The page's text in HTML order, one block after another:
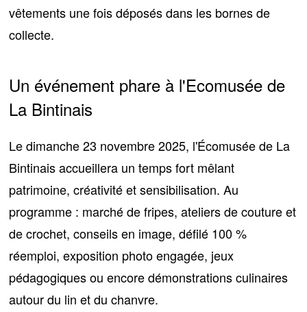
vêtements une fois déposés dans les bornes de
collecte.
Un événement phare à l'Ecomusée de
La Bintinais
Ledimanche 23 novembre 2025, l'Écomusée de La
Bintinais accueillera un temps fort mêlant
patrimoine, créativité et sensibilisation. Au
programme : marché de fripes, ateliers de couture et
de crochet, conseils en image, défilé 100 %
réemploi, exposition photo engagée, jeux
pédagogiques ou encore démonstrations culinaires
autour du lin et du chanvre.